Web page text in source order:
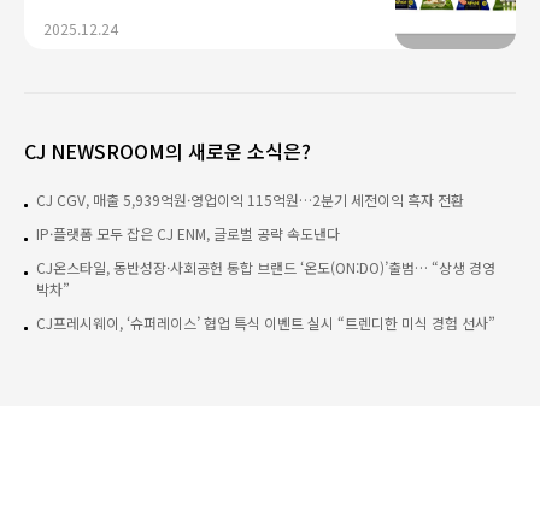
2025.12.24
CJ NEWSROOM의 새로운 소식은?
CJ CGV, 매출 5,939억원·영업이익 115억원…2분기 세전이익 흑자 전환
IP·플랫폼 모두 잡은 CJ ENM, 글로벌 공략 속도낸다
CJ온스타일, 동반성장·사회공헌 통합 브랜드 ‘온도(ON:DO)’출범… “상생 경영
박차”
CJ프레시웨이, ‘슈퍼레이스’ 협업 특식 이벤트 실시 “트렌디한 미식 경험 선사”